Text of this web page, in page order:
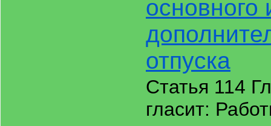
основного
отпуска
Статья 114
гласит: